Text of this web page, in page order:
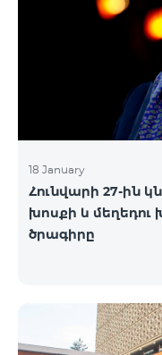
Դրայվ 8 Drive
18 January
Հունվարի 27-ին
խոսքի և մեղեդու
ծրագիրը